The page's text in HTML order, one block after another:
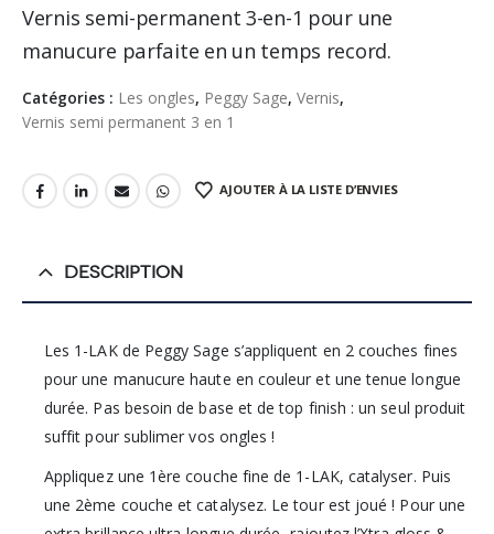
Vernis semi-permanent 3-en-1 pour une
manucure parfaite en un temps record.
Catégories : Les ongles, Peggy Sage, Vernis,
Vernis semi permanent 3 en 1
AJOUTER À LA LISTE D’ENVIES
DESCRIPTION
Les 1-LAK de Peggy Sage s’appliquent en 2 couches fines
pour une manucure haute en couleur et une tenue longue
durée. Pas besoin de base et de top finish : un seul produit
suffit pour sublimer vos ongles !
Appliquez une 1ère couche fine de 1-LAK, catalyser. Puis
une 2ème couche et catalysez. Le tour est joué ! Pour une